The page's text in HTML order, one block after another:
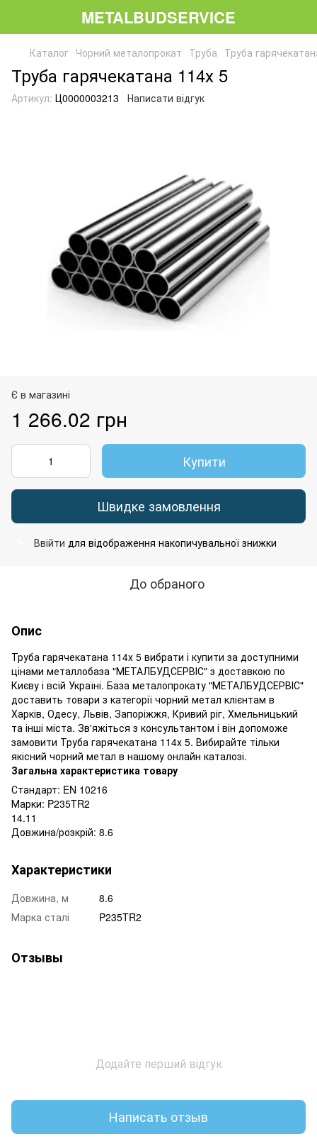
METALBUDSERVICE
Каталог Чорний металопрокат Труба Труба
Труба гарячекатана 114х 5
Артикул: Ц0000003213 Написати відгук
Є в магазині
1 266.02 грн
Купити
Швидке замовлення
Ввійти для відображення накопичувальної знижки
До обраного
Опис
Труба гарячекатана 114х 5 вибрати і купити за доступними
цінами металлобаза "МЕТАЛБУДСЕРВІС" з доставкою по
Києву і всій Україні. База металопрокату "МЕТАЛБУДСЕРВІС"
доставить товари з категорії чорний метал клієнтам в
Харків, Одесу, Львів, Запоріжжя, Кривий ріг, Хмельницький
та інші міста. Зв'яжіться з консультантом і він допоможе
замовити Труба гарячекатана 114х 5. Вибирайте тільки
якісний чорний метал в нашому онлайн каталозі.
Загальна характеристика товару
Стандарт: EN 10216
Марки: P235TR2
14.11
Довжина/розкрій: 8.6
Характеристики
Довжина, м
8.6
Марка сталі
P235TR2
Отзывы
Додайте перший відгук
Написать отзыв